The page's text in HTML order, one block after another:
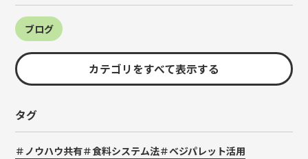
ブログ
カテゴリをすべて表示する
タグ
ノウハウ共有 食料システム法
ベジパレット活用